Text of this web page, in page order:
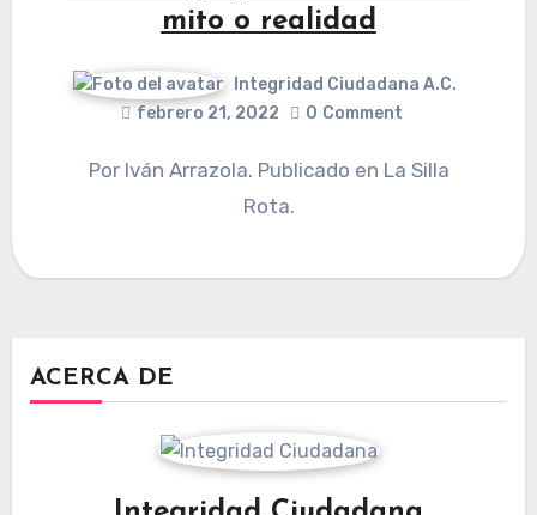
mito o realidad
Integridad Ciudadana A.C.
febrero 21, 2022
0 Comment
Por Iván Arrazola. Publicado en La Silla
Rota.
ACERCA DE